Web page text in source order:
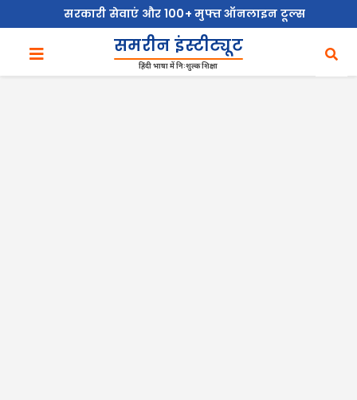
सरकारी सेवाएं और 100+ मुफ्त ऑनलाइन टूल्स
समरीन इंस्टीट्यूट
हिंदी भाषा में निःशुल्क शिक्षा